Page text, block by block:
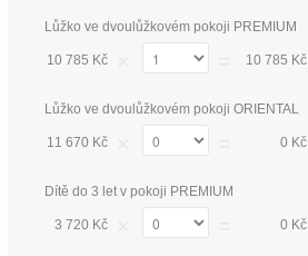
Lůžko ve dvoulůžkovém pokoji PREMIUM
10 785 Kč 10 785 Kč
Lůžko ve dvoulůžkovém pokoji ORIENTAL
11 670 Kč 0 Kč
Dítě do 3 let v pokoji PREMIUM
3 720 Kč 0 Kč